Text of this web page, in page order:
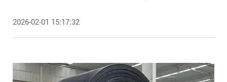
2026-02-01 15:17:32